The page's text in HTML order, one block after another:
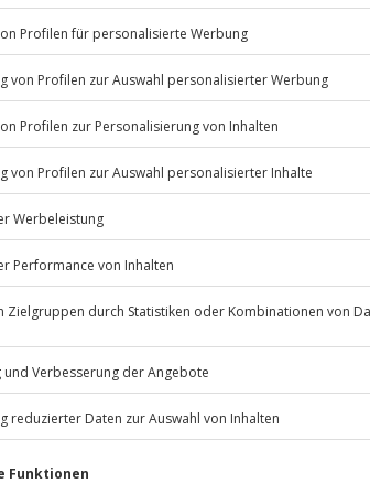
Absprache mit dem
für die Augenpartie
© OpenStreetMaps
Jochen SchweizerGmbH
Mühldorfstraße 8
81671 München
außer an bundesweiten